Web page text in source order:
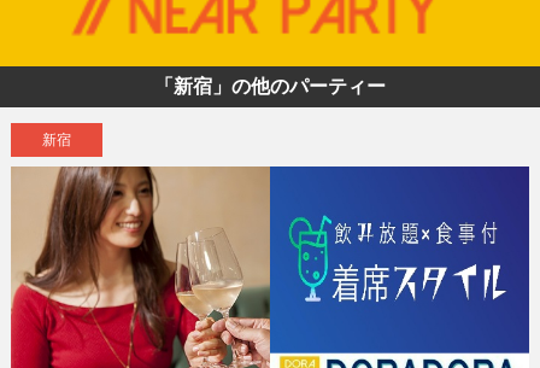
「新宿」の他のパーティー
新宿